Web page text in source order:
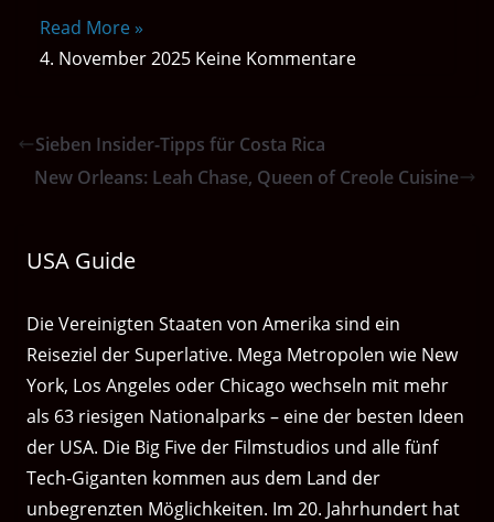
Read More »
4. November 2025 Keine Kommentare
Sieben Insider-Tipps für Costa Rica
New Orleans: Leah Chase, Queen of Creole Cuisine
USA Guide
Die Vereinigten Staaten von Amerika sind ein
Reiseziel der Superlative. Mega Metropolen wie New
York, Los Angeles oder Chicago wechseln mit mehr
als 63 riesigen Nationalparks – eine der besten Ideen
der USA. Die Big Five der Filmstudios und alle fünf
Tech-Giganten kommen aus dem Land der
unbegrenzten Möglichkeiten. Im 20. Jahrhundert hat